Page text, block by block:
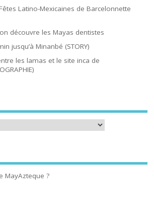
Latino-Mexicaines de Barcelonnette
découvre les Mayas dentistes
jusqu’à Minanbé (STORY)
les lamas et le site inca de
MayAzteque ?